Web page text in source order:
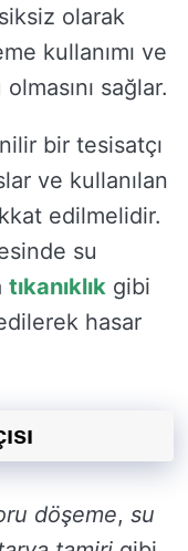
olarak
kullanımı ve
sağlar.
bir tesisatçı
ve kullanılan
edilmelidir.
su
tıkanıklık gibi
hasar
döşeme, su